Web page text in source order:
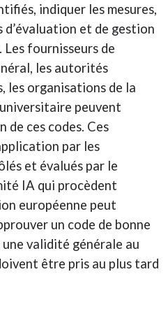
indiquer les mesures,
et de gestion
Les fournisseurs de
les autorités
les organisations de la
peuvent
de ces codes. Ces
par les
et évalués par le
IA qui procèdent
européenne peut
un code de bonne
validité générale au
être pris au plus tard